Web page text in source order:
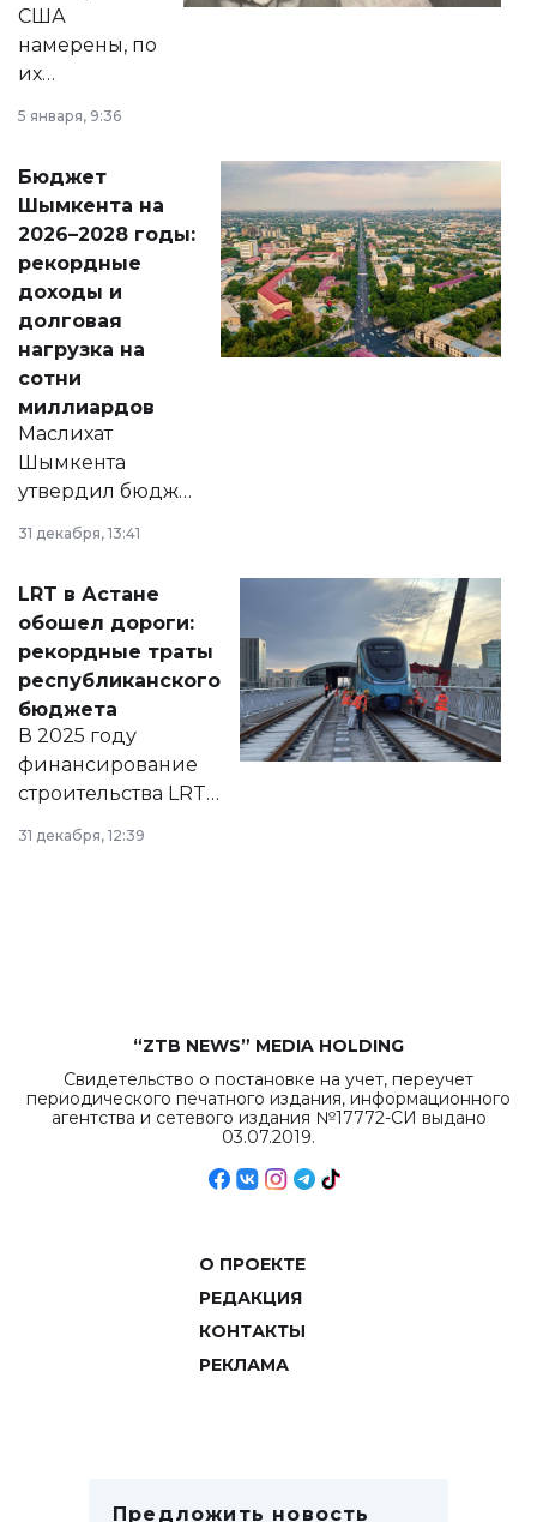
США
намерены, по
их
принести
народу
Венесуэлы.
5 января, 9:36
Бюджет
Шымкента на
2026–2028 годы:
рекордные
доходы и
долговая
нагрузка на
сотни
миллиардов
Маслихат
Шымкента
утвердил бюджет
города на 2026–
2028 годы.
документ
появился в базе
нормативных
правовых актов и
на сайте маслихат
города.
31 декабря, 13:41
LRT в Астане
обошел дороги:
рекордные траты
республиканского
бюджета
В 2025 году
финансирование
строительства LRT
в Астане из
республиканского
31 декабря, 12:39
“ZTB NEWS” MEDIA HOLDING
Свидетельство о постановке на учет, переучет
периодического печатного издания, информационного
агентства и сетевого издания №17772-СИ выдано
03.07.2019.
О ПРОЕКТЕ
РЕДАКЦИЯ
КОНТАКТЫ
РЕКЛАМА
Предложить новость